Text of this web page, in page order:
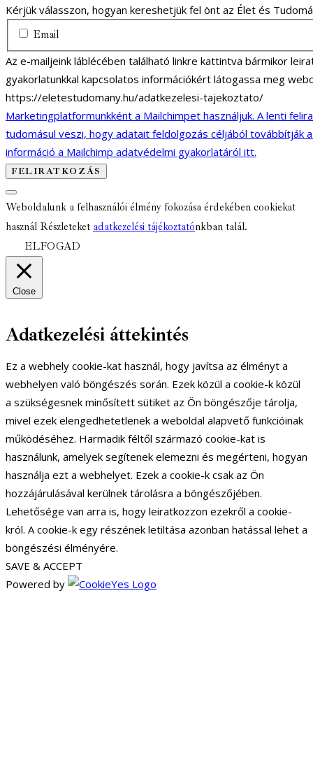
Kérjük válasszon, hogyan kereshetjük fel önt az Élet és
Email
Az e-mailjeink láblécében található linkre kattintva bármikor
gyakorlatunkkal kapcsolatos információkért látogassa meg
https://eletestudomany.hu/adatkezelesi-tajekoztato/
Marketingplatformunkként a Mailchimpet használjuk. A lenti
tudomásul veszi, hogy adatait feldolgozás céljából továbbítják
információ a Mailchimp adatvédelmi gyakorlatáról itt.
Weboldalunk a felhasználói élmény fokozása érdekében cookiekat
használ Részleteket adatkezelési tájékoztatónkban talál.
ELFOGAD
Close
Adatkezelési áttekintés
Ez a webhely cookie-kat használ, hogy javítsa az élményt a
webhelyen való böngészés során. Ezek közül a cookie-k közül
a szükségesnek minősített sütiket az Ön böngészője tárolja,
mivel ezek elengedhetetlenek a weboldal alapvető funkcióinak
működéséhez. Harmadik féltől származó cookie-kat is
használunk, amelyek segítenek elemezni és megérteni, hogyan
használja ezt a webhelyet. Ezek a cookie-k csak az Ön
hozzájárulásával kerülnek tárolásra a böngészőjében.
Lehetősége van arra is, hogy leiratkozzon ezekről a cookie-
król. A cookie-k egy részének letiltása azonban hatással lehet a
böngészési élményére.
SAVE & ACCEPT
Powered by